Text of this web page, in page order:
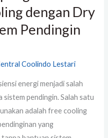
dengan Dry
Pendingin
Coolindo Lestari
energi menjadi salah
pendingin. Salah satu
adalah free cooling
yang